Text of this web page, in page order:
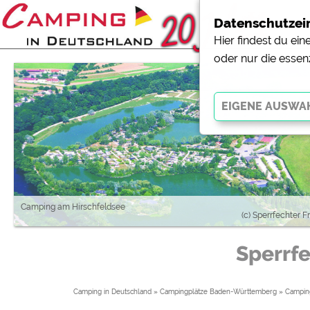
Camping am Hirschfeldsee
(c) Sperrfechter
Camping in Deutschland » Campingplätze Baden-Württemberg »
Hier findest du
oder nur die
Essenziell
Essenzielle Cookies
der Website dringend
funktionieren.
YouTube (Videos von